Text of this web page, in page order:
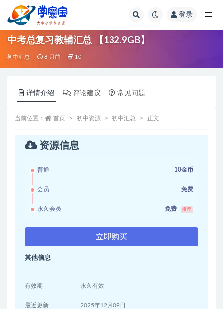
登录
中考总复习教辅汇总 【132.9GB】
初中汇总 8 月前 10
详情介绍 评论建议 常见问题
当前位置： 首页 初中资源 初中汇总 正文
资源信息
普通 10金币
会员 免费
永久会员 免费 推荐
立即购买
其他信息
有效期 永久有效
最近更新 2025年12月09日
全部